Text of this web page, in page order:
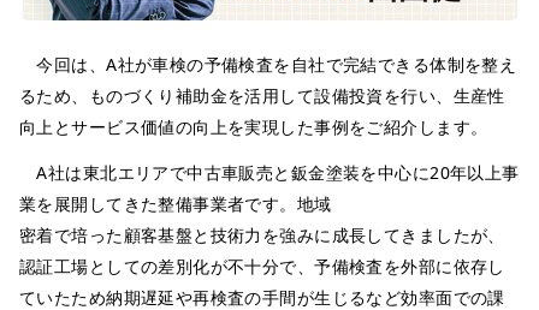
今回は、A社が車検の予備検査を自社で完結できる体制を整え
るため、ものづくり補助金を活用して設備投資を行い、生産性
向上とサービス価値の向上を実現した事例をご紹介します。
A社は東北エリアで中古車販売と鈑金塗装を中心に20年以上事
業を展開してきた整備事業者です。地域
密着で培った顧客基盤と技術力を強みに成長してきましたが、
認証工場としての差別化が不十分で、予備検査を外部に依存し
ていたため納期遅延や再検査の手間が生じるなど効率面での課